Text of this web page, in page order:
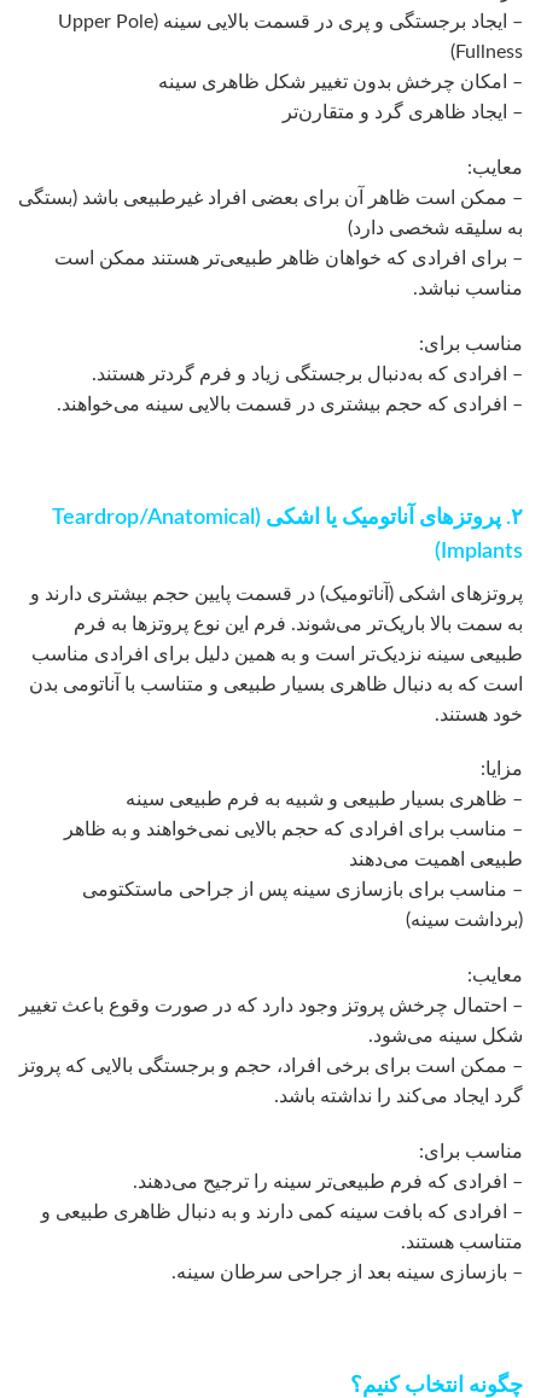
– ایجاد برجستگی و پری در قسمت بالایی سینه (Upper Pole
Fullness)
– امکان چرخش بدون تغییر شکل ظاهری سینه
– ایجاد ظاهری گرد و متقارن‌تر
معایب:
– ممکن است ظاهر آن برای بعضی افراد غیرطبیعی باشد (بستگی
به سلیقه شخصی دارد)
– برای افرادی که خواهان ظاهر طبیعی‌تر هستند ممکن است
مناسب نباشد.
مناسب برای:
– افرادی که به‌دنبال برجستگی زیاد و فرم گردتر هستند.
– افرادی که حجم بیشتری در قسمت بالایی سینه می‌خواهند.
۲. پروتزهای آناتومیک یا اشکی (Teardrop/Anatomical
Implants)
پروتزهای اشکی (آناتومیک) در قسمت پایین حجم بیشتری دارند و
به سمت بالا باریک‌تر می‌شوند. فرم این نوع پروتزها به فرم
طبیعی سینه نزدیک‌تر است و به همین دلیل برای افرادی مناسب
است که به دنبال ظاهری بسیار طبیعی و متناسب با آناتومی بدن
خود هستند.
مزایا:
– ظاهری بسیار طبیعی و شبیه به فرم طبیعی سینه
– مناسب برای افرادی که حجم بالایی نمی‌خواهند و به ظاهر
طبیعی اهمیت می‌دهند
– مناسب برای بازسازی سینه پس از جراحی ماستکتومی
(برداشت سینه)
معایب:
– احتمال چرخش پروتز وجود دارد که در صورت وقوع باعث تغییر
شکل سینه می‌شود.
– ممکن است برای برخی افراد، حجم و برجستگی بالایی که پروتز
گرد ایجاد می‌کند را نداشته باشد.
مناسب برای:
– افرادی که فرم طبیعی‌تر سینه را ترجیح می‌دهند.
– افرادی که بافت سینه کمی دارند و به دنبال ظاهری طبیعی و
متناسب هستند.
– بازسازی سینه بعد از جراحی سرطان سینه.
چگونه انتخاب کنیم؟